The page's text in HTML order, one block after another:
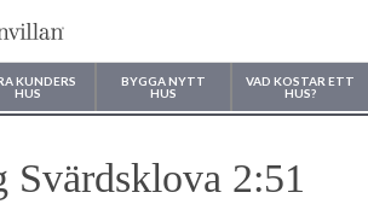
KUNDERS
HUS
BYGGA NYTT
HUS
VAD KOSTAR ETT
HUS?
vill du bygga ditt hus?
2:51